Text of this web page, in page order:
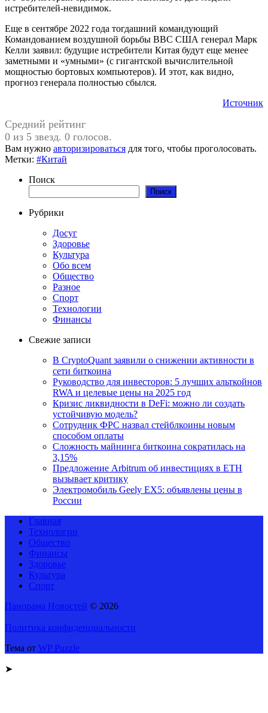
истребителей-невидимок.
Еще в сентябре 2022 года тогдашний командующий
Командованием воздушной борьбы ВВС США генерал Марк
Келли заявил: будущие истребители Китая будут еще менее
заметными и «умными» (с гигантской вычислительной
мощностью бортовых компьютеров). И этот, как видно,
прогноз генерала полностью сбылся.
Источник
Средний рейтинг
0 из 5 звезд. 0 голосов.
Вам нужно авторизироваться для того, чтобы проголосовать.
Метки: #Китай
Поиск
Поиск
Рубрики
Досуг
Здоровье
Культура
Обо всем
Общество
Разное
Спорт
Технологии
Финансы
Свежие записи
В CryptoQuant заявили о снижении активности в
сети биткоина
Руководство для инвесторов: 5 лучших альткойнов
RWA и целевые цены на 2025 год
Кризис ликвидности в DeFi: можно ли создать
устойчивую модель?
Сотрудник ФРС назвал стейблкоины новым
способом оплаты
Сложность майнинга биткоина сократилась на
3,15%
Предложение Arbitrum об инвестициях в ETH
вызывает критику
Электромобиль Geely EX5: объявлены цены в
России
Главная
Технологии
Общество
Финансы
Здоровье
Культура
Спорт
Панорама Новостей © 2026
Политика конфиденциальности
Тема от WP Puzzle
➤